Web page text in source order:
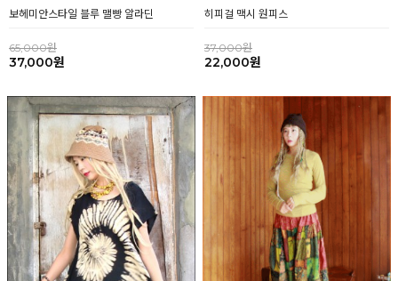
보헤미안스타일 블루 맬빵 알라딘
65,000원
37,000원
히피걸 맥시 원피스
37,000원
22,000원